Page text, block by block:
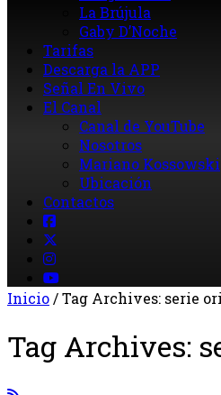
La Brújula
Gaby D’Noche
Tarifas
Descarga la APP
Señal En Vivo
El Canal
Canal de YouTube
Nosotros
Mariano Kossowski
Ubicación
Contactos
Inicio/Tag Archives: serie
Tag Archives: